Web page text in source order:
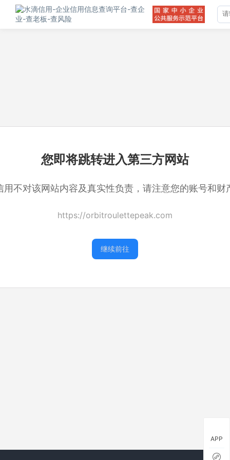
您即将跳转进入第三方网站
用不对该网站内容及真实性负责，请注意您的账号和财
https://orbitroulettepeak.com
继续前往
APP